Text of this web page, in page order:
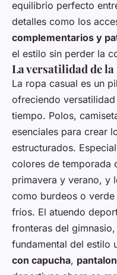
equilibrio perfecto
detalles como los
complementarios y
el estilo sin perder la
La versatilidad de
La ropa casual es un
ofreciendo
tiempo. Polos,
esenciales para crear
estructurados.
colores de temporada
primavera y verano, y
como burdeos o
fríos. El atuendo
fronteras del
fundamental del estilo
con capucha,